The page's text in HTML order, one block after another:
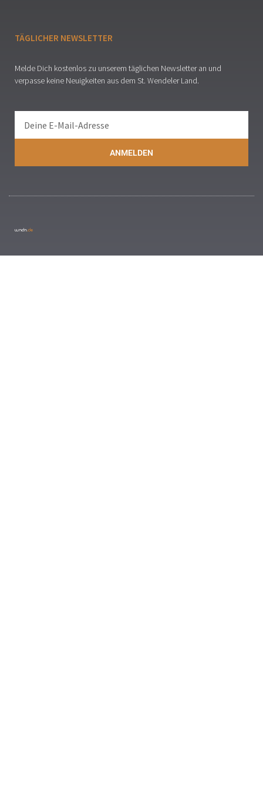
TÄGLICHER NEWSLETTER
Melde Dich kostenlos zu unserem täglichen Newsletter an und
verpasse keine Neuigkeiten aus dem St. Wendeler Land.
ANMELDEN